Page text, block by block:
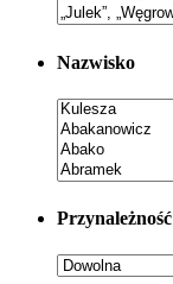
Nazwisko